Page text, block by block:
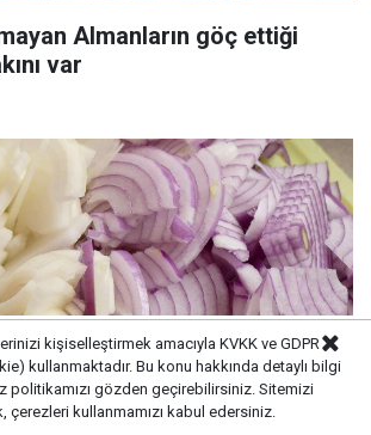
Almanların göç ettiği
var
kişiselleştirmek amacıyla KVKK ve GDPR
kullanmaktadır. Bu konu hakkında detaylı bilgi
politikamızı gözden geçirebilirsiniz. Sitemizi
çerezleri kullanmamızı kabul edersiniz.